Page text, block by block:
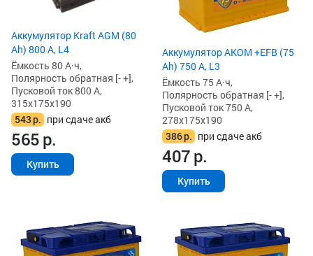
Аккумулятор Kraft AGM (80
Ah) 800 А, L4
Ёмкость 80 А·ч,
Полярность обратная [- +],
Пусковой ток 800 А,
315x175x190
543р. при сдаче акб
565р.
Купить
Аккумулятор AKOM +EFB (75
Ah) 750 А, L3
Ёмкость 75 А·ч,
Полярность обратная [- +],
Пусковой ток 750 А,
278x175x190
386р. при сдаче акб
407р.
Купить